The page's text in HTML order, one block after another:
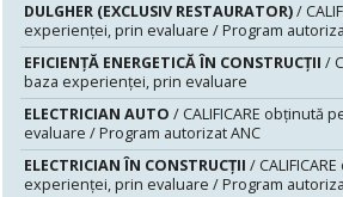
DULGHER (EXCLUSIV RESTAURATOR)/
experienței, prin evaluare / Program
EFICIENȚĂ ENERGETICĂ ÎN CONSTRUCȚII /
baza experienței, prin evaluare
ELECTRICIAN AUTO / CALIFICARE obținută
evaluare / Program autorizat ANC
ELECTRICIAN ÎN CONSTRUCȚII /
experienței, prin evaluare / Program